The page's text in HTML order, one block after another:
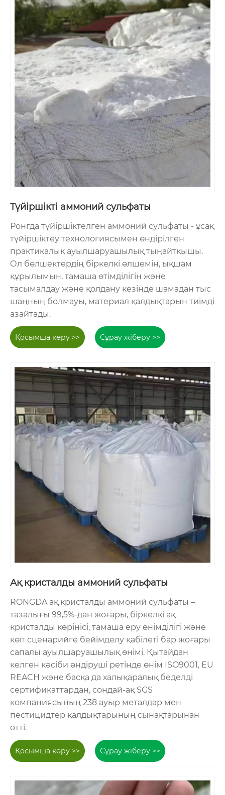
Түйіршікті аммоний сульфаты
Ронгда түйіршіктелген аммоний сульфаты - ұсақ
түйіршіктеу технологиясымен өндірілген
практикалық ауылшаруашылық тыңайтқышы.
Ол бөлшектердің біркелкі өлшемін, ықшам
құрылымын, тамаша өтімділігін және
тасымалдау және қолдану кезінде шамадан тыс
шаңның болмауы, материал қалдықтарын тиімді
азайтады.
Қосымша көру >> Сұрау жіберу >>
Ақ кристалды аммоний сульфаты
RONGDA ақ кристалды аммоний сульфаты –
тазалығы 99,5%-дан жоғары, біркелкі ақ
кристалды көрінісі, тамаша еру өнімділігі және
көп сценарийге бейімделу қабілеті бар жоғары
сапалы ауылшаруашылық өнімі. Қытайдан
келген кәсіби өндіруші ретінде өнім ISO9001, EU
REACH және басқа да халықаралық беделді
сертификаттардан, сондай-ақ SGS
компаниясының 238 ауыр металдар мен
пестицидтер қалдықтарының сынақтарынан
өтті.
Қосымша көру >> Сұрау жіберу >>